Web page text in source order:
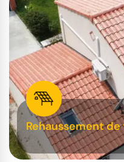
Rehaussement